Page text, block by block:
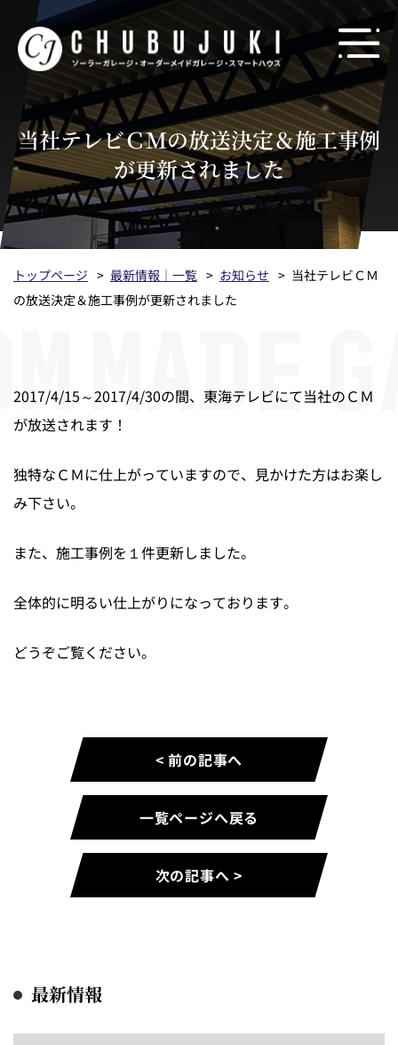
当社テレビＣＭの放送決定＆施工事例
が更新されました
トップページ 最新情報｜一覧 お知らせ
当社テレビＣＭ
の放送決定＆施工事例が更新されました
2017/4/15～2017/4/30の間、東海テレビにて当社のＣＭ
が放送されます！
独特なＣＭに仕上がっていますので、見かけた方はお楽し
み下さい。
また、施工事例を１件更新しました。
全体的に明るい仕上がりになっております。
どうぞご覧ください。
< 前の記事へ
一覧ページへ戻る
次の記事へ >
最新情報